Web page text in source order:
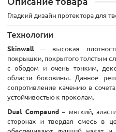
Гладкий дизайн протектора для
Технологии
Skinwall ─ высокая
покрышки, покрытого толстым
с ободом и очень тонким,
области боковины. Данное
сопротивление качению в
устойчивостью к проколам.
Dual Compaund – мягкий,
сторонах и твердая смесь в